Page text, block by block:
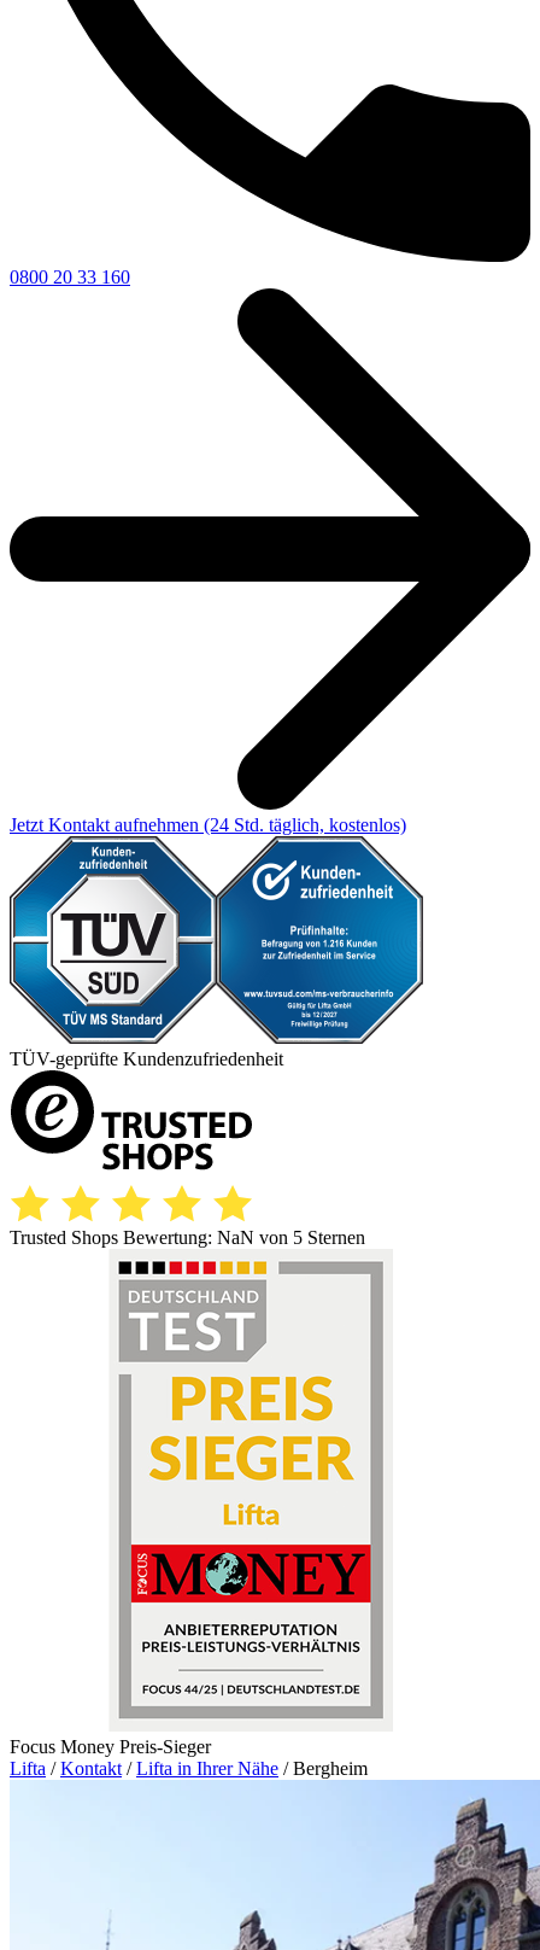
0800 20 33 160
Jetzt Kontakt aufnehmen (24 Std. täglich, kostenlos)
TÜV-geprüfte Kundenzufriedenheit
Trusted Shops Bewertung: NaN von 5 Sternen
Focus Money Preis-Sieger
Lifta / Kontakt / Lifta in Ihrer Nähe / Bergheim